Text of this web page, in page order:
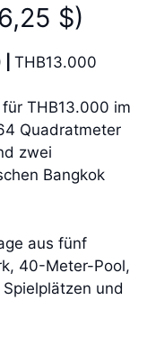
$)
THB13.000
für THB13.000 im
Quadratmeter
zwei
Bangkok
aus fünf
40-Meter-Pool,
und